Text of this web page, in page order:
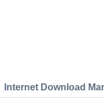
Internet Download